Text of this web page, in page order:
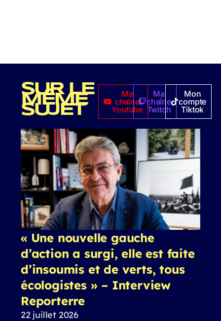
SUR LE
MÊME
SUJET
Ma
chaîne
Youtube
Ma
chaîne
Twitch
Mon
compte
Tiktok
« Une nouvelle gauche
d’action a surgi, elle est faite
d’insoumis et de verts, tous
écologistes » – Interview
Reporterre
22 juillet 2026